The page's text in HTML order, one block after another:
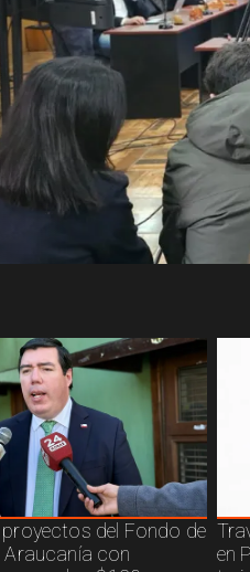
del Fondo de
Araucanía con
en